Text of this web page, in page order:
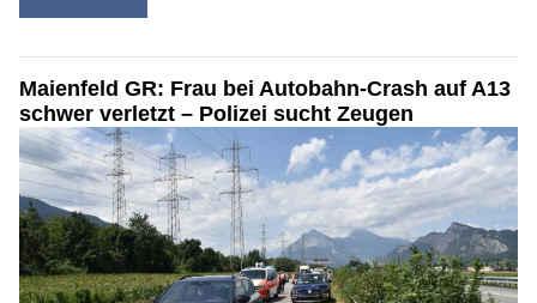
Maienfeld GR: Frau bei Autobahn-Crash auf A13
schwer verletzt – Polizei sucht Zeugen